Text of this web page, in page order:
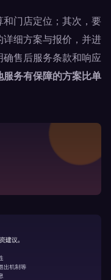
门店定位；其次，要
细方案与报价，并进
售后服务条款和响应
服务有保障的方案比单